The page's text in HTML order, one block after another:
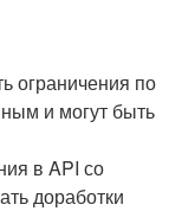
⁤ограничения по‍
​и могут быть
в API со
‌доработки